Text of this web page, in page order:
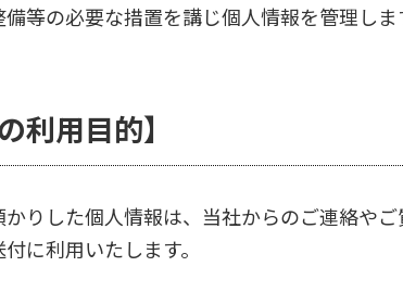
等の必要な措置を講じ個人情報を管理しま
利用目的】
りした個人情報は、当社からのご連絡や
に利用いたします。